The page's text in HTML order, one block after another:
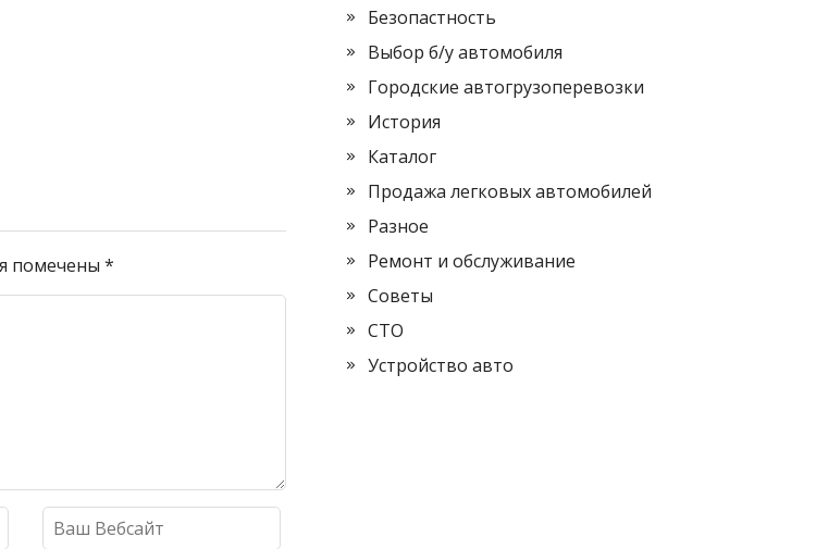
помечены *
Безопастность
Выбор б/у автомобиля
Городские автогрузоперевозки
История
Каталог
Продажа легковых автомобилей
Разное
Ремонт и обслуживание
Советы
СТО
Устройство авто